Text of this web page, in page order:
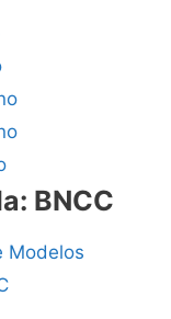
BNCC
Modelos